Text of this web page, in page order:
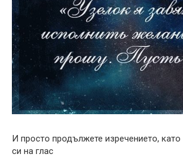
И просто продължете изречението, като
си на глас